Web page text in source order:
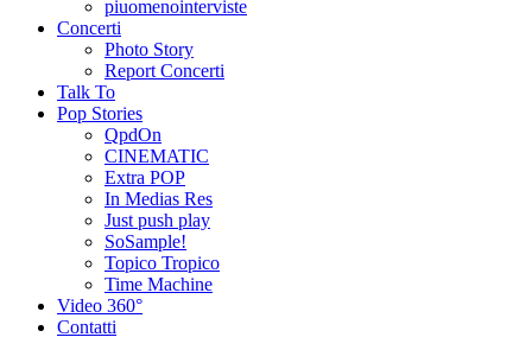
piuomenointerviste
Concerti
Photo Story
Report Concerti
Talk To
Pop Stories
QpdOn
CINEMATIC
Extra POP
In Medias Res
Just push play
SoSample!
Topico Tropico
Time Machine
Video 360°
Contatti